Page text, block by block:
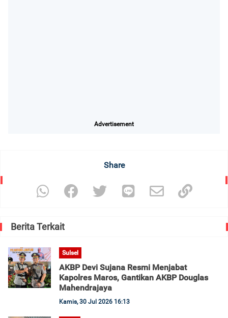
Advertisement
Share
Berita Terkait
Sulsel
AKBP Devi Sujana Resmi Menjabat
Kapolres Maros, Gantikan AKBP Douglas
Mahendrajaya
Kamis, 30 Jul 2026 16:13